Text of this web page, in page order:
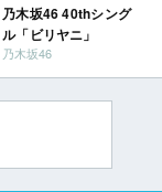
乃木坂46 40thシング
ル「ビリヤニ」
乃木坂46